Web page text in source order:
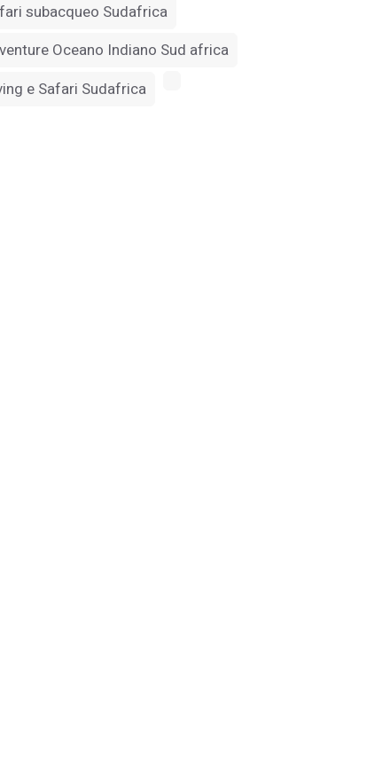
subacqueo Sudafrica
Oceano Indiano Sud africa
e Safari Sudafrica